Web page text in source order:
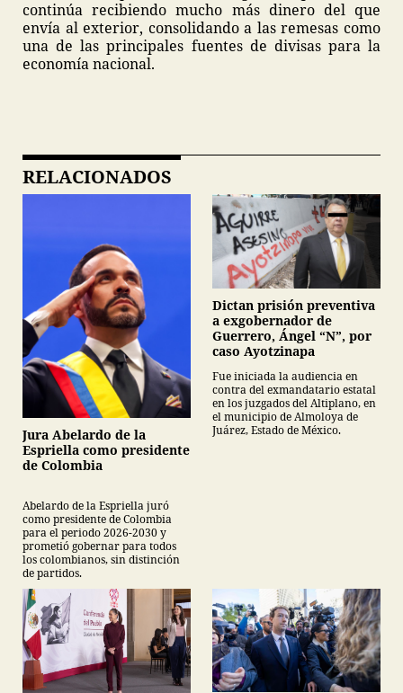
continúa recibiendo mucho más dinero del que
envía al exterior, consolidando a las remesas como
una de las principales fuentes de divisas para la
economía nacional.
RELACIONADOS
Jura Abelardo de la
Espriella como presidente
de Colombia
Abelardo de la Espriella juró
como presidente de Colombia
para el periodo 2026-2030 y
prometió gobernar para todos
los colombianos, sin distinción
de partidos.
Dictan prisión preventiva
a exgobernador de
Guerrero, Ángel “N”, por
caso Ayotzinapa
Fue iniciada la audiencia en
contra del exmandatario estatal
en los juzgados del Altiplano, en
el municipio de Almoloya de
Juárez, Estado de México.